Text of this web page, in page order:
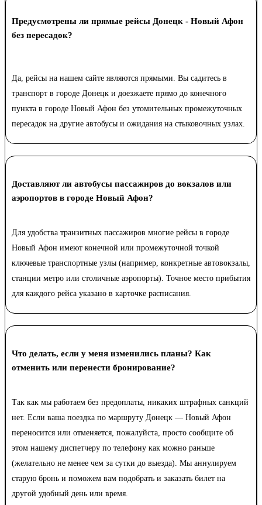
Предусмотрены ли прямые рейсы Донецк - Новый Афон
без пересадок?
Да, рейсы на нашем сайте являются прямыми. Вы садитесь в
транспорт в городе Донецк и доезжаете прямо до конечного
пункта в городе Новый Афон без утомительных промежуточных
пересадок на другие автобусы и ожидания на стыковочных узлах.
Доставляют ли автобусы пассажиров до вокзалов или
аэропортов в городе Новый Афон?
Для удобства транзитных пассажиров многие рейсы в городе
Новый Афон имеют конечной или промежуточной точкой
ключевые транспортные узлы (например, конкретные автовокзалы,
станции метро или столичные аэропорты). Точное место прибытия
для каждого рейса указано в карточке расписания.
Что делать, если у меня изменились планы? Как
отменить или перенести бронирование?
Так как мы работаем без предоплаты, никаких штрафных санкций
нет. Если ваша поездка по маршруту Донецк — Новый Афон
переносится или отменяется, пожалуйста, просто сообщите об
этом нашему диспетчеру по телефону как можно раньше
(желательно не менее чем за сутки до выезда). Мы аннулируем
старую бронь и поможем вам подобрать и заказать билет на
другой удобный день или время.